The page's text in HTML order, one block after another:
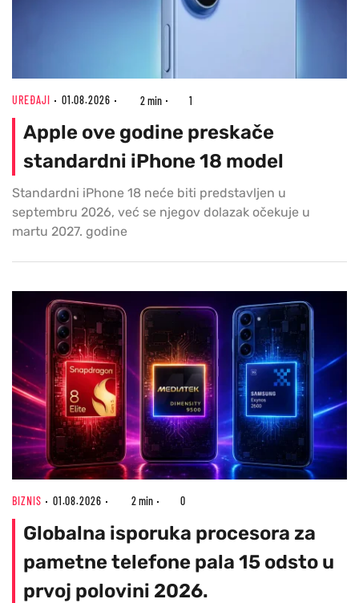
UREĐAJI 01.08.2026 2 min 1
Apple ove godine preskače
standardni iPhone 18 model
Standardni iPhone 18 neće biti predstavljen u
septembru 2026, već se njegov dolazak očekuje u
martu 2027. godine
BIZNIS 01.08.2026 2 min 0
Globalna isporuka procesora za
pametne telefone pala 15 odsto u
prvoj polovini 2026.